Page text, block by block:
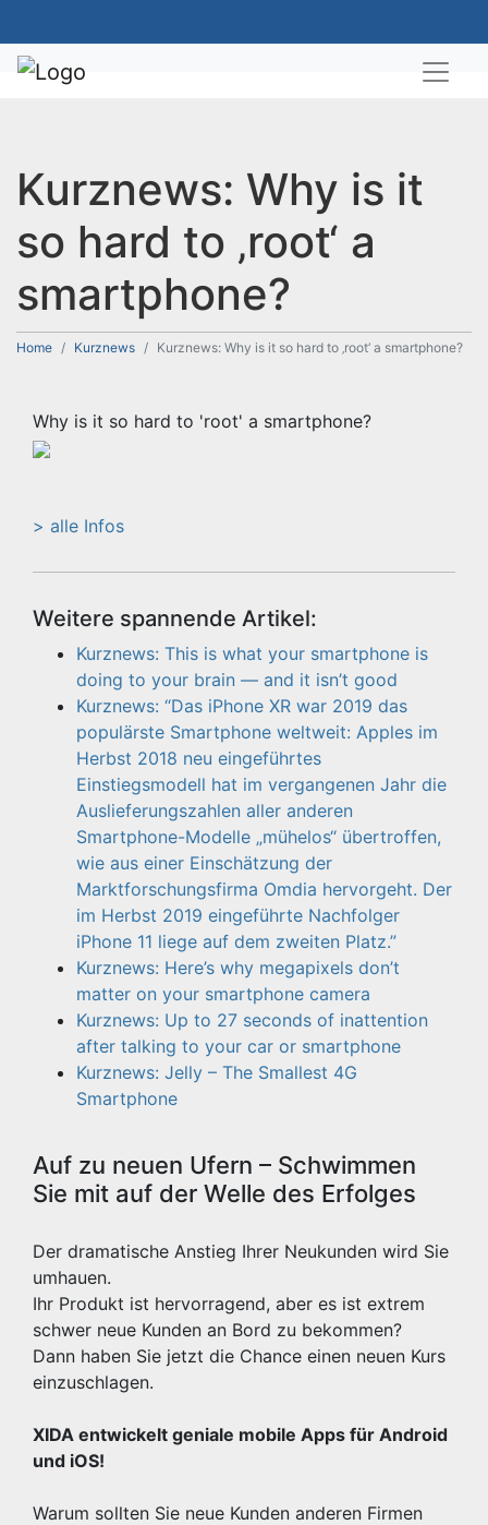
Kurznews: Why is it
so hard to ‚root‘ a
smartphone?
Home Kurznews Kurznews: Why is it so hard to ‚root‘ a smartphone?
Why is it so hard to 'root' a smartphone?
> alle Infos
Weitere spannende Artikel:
Kurznews: This is what your smartphone is
doing to your brain — and it isn’t good
Kurznews: “Das iPhone XR war 2019 das
populärste Smartphone weltweit: Apples im
Herbst 2018 neu eingeführtes
Einstiegsmodell hat im vergangenen Jahr die
Auslieferungszahlen aller anderen
Smartphone-Modelle „mühelos“ übertroffen,
wie aus einer Einschätzung der
Marktforschungsfirma Omdia hervorgeht. Der
im Herbst 2019 eingeführte Nachfolger
iPhone 11 liege auf dem zweiten Platz.”
Kurznews: Here’s why megapixels don’t
matter on your smartphone camera
Kurznews: Up to 27 seconds of inattention
after talking to your car or smartphone
Kurznews: Jelly – The Smallest 4G
Smartphone
Auf zu neuen Ufern – Schwimmen
Sie mit auf der Welle des Erfolges
Der dramatische Anstieg Ihrer Neukunden wird Sie
umhauen.
Ihr Produkt ist hervorragend, aber es ist extrem
schwer neue Kunden an Bord zu bekommen?
Dann haben Sie jetzt die Chance einen neuen Kurs
einzuschlagen.
XIDA entwickelt geniale mobile Apps für Android
und iOS!
Warum sollten Sie neue Kunden anderen Firmen